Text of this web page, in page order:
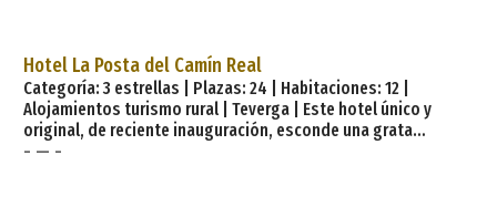
Emplazado en una casona asturiana del siglo XVIII, un edificio
de alto valor histórico, con
Hotel La Posta del Camín Real
Categoría: 3 estrellas | Plazas: 24 | Habitaciones: 12 |
Alojamientos turismo rural | Teverga | Este hotel único y
original, de reciente inauguración, esconde una grata
sorpresa. Cada una de sus habitaciones está decorada y
- — -